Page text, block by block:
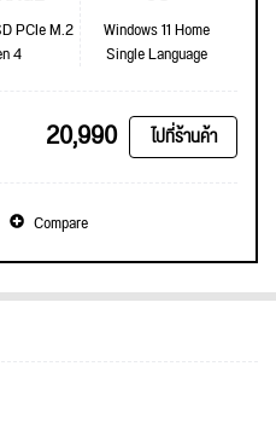
PCIe M.2
4
Windows 11 Home
Single Language
20,990 ไปที่ร้านค้า
Compare